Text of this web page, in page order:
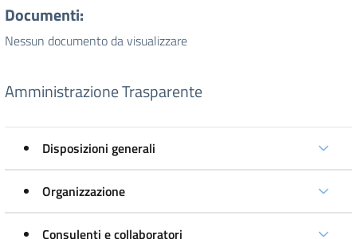
Documenti:
Nessun documento da visualizzare
Amministrazione Trasparente
Disposizioni generali
Organizzazione
Consulenti e collaboratori